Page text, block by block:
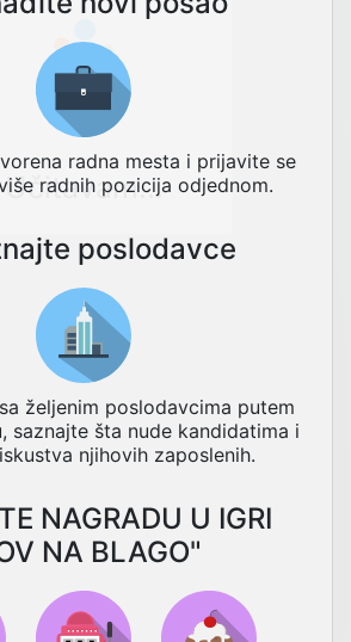
Učitavam...
radna mesta i prijavite se
radnih pozicija odjednom.
poslodavce
željenim poslodavcima putem
saznajte šta nude kandidatima i
njihovih zaposlenih.
NAGRADU U IGRI
NA BLAGO"